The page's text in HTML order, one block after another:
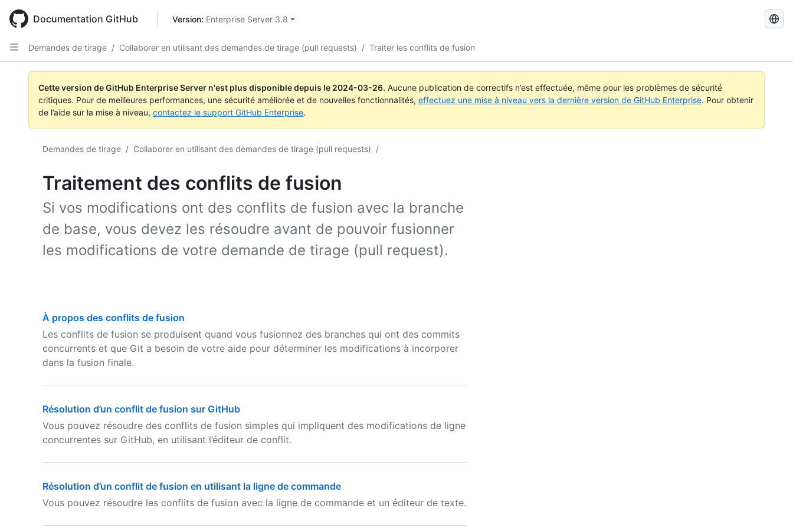
main
content
Documentation GitHub Version: Enterprise Server 3.8
Docs
Demandes de tirage / Collaborer en utilisant des demandes de tirage (pull requests) / Traiter les conflits de fusion
Cette version de GitHub Enterprise Server n'est plus disponible depuis le 2024-03-26. Aucune publication de correctifs n’est effectuée, même pour les problèmes de sécurité
critiques. Pour de meilleures performances, une sécurité améliorée et de nouvelles fonctionnalités, effectuez une mise à niveau vers la dernière version de GitHub Enterprise. Pour obtenir
de l’aide sur la mise à niveau, contactez le support GitHub Enterprise.
Demandes de tirage / Collaborer en utilisant des demandes de tirage (pull requests) /
Traitement des conflits de fusion
Si vos modifications ont des conflits de fusion avec la branche
de base, vous devez les résoudre avant de pouvoir fusionner
les modifications de votre demande de tirage (pull request).
À propos des conflits de fusion
Les conflits de fusion se produisent quand vous fusionnez des branches qui ont des commits
concurrents et que Git a besoin de votre aide pour déterminer les modifications à incorporer
dans la fusion finale.
Résolution d’un conflit de fusion sur GitHub
Vous pouvez résoudre des conflits de fusion simples qui impliquent des modifications de ligne
concurrentes sur GitHub, en utilisant l’éditeur de conflit.
Résolution d’un conflit de fusion en utilisant la ligne de commande
Vous pouvez résoudre les conflits de fusion avec la ligne de commande et un éditeur de texte.